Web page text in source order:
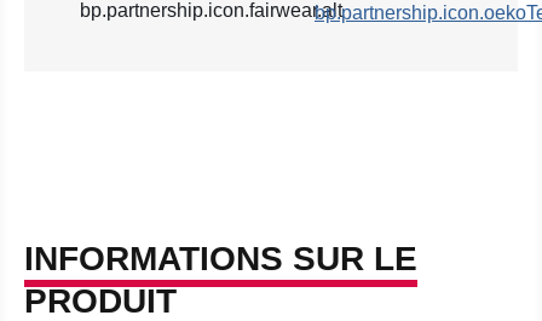
INFORMATIONS SUR LE
PRODUIT